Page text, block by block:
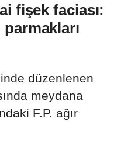
fişek faciası:
düzenlenen
meydana
F.P. ağır